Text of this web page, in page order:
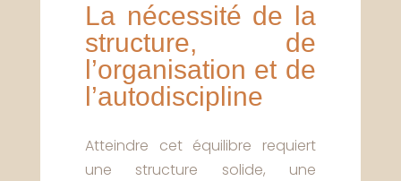
La nécessité de la
structure, de
l’organisation et de
l’autodiscipline
Atteindre cet équilibre requiert
une structure solide, une